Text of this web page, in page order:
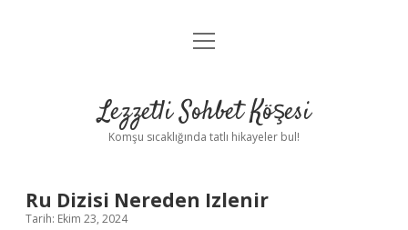
Anasayfa
Yasal Uyarı
menüyü
Lezzetli Sohbet Köşesi
Komşu sıcaklığında tatlı hikayeler bul!
Ru Dizisi Nereden Izlenir
Tarih: Ekim 23, 2024